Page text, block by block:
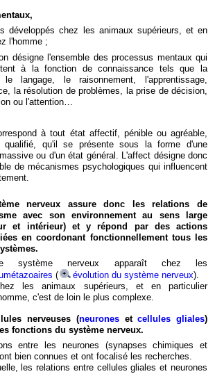
développés chez les animaux supérieurs, et en
l'homme ;
désigne l'ensemble des processus mentaux qui
à la fonction de connaissance tels que la
le langage, le raisonnement, l'apprentissage,
la résolution de problèmes, la prise de décision,
ou l'attention…
à tout état affectif, pénible ou agréable,
qualifié, qu'il se présente sous la forme d'une
ou d'un état général. L'affect désigne donc
de mécanismes psychologiques qui influencent
nerveux assure donc les relations de
avec son environnement au sens large
et intérieur) et y répond par des actions
en coordonant fonctionnellement tous les
système nerveux apparaît chez les
( évolution du système nerveux).
les animaux supérieurs, et en particulier
c'est de loin le plus complexe.
nerveuses (neuronesetcellules gliales)
fonctions du système nerveux.
entre les neurones (synapses chimiques et
bien connues et ont focalisé les recherches.
les relations entre cellules gliales et neurones